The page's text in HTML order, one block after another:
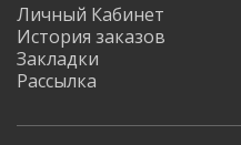
Личный Кабинет
История заказов
Закладки
Рассылка